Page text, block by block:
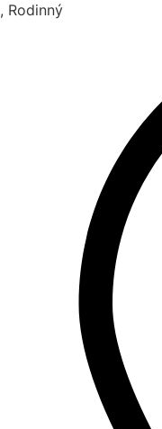
, Rodinný